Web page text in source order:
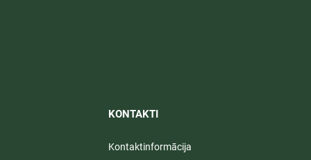
KONTAKTI​
Kontaktinformācija